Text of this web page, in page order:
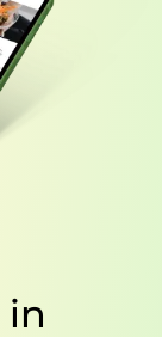
in